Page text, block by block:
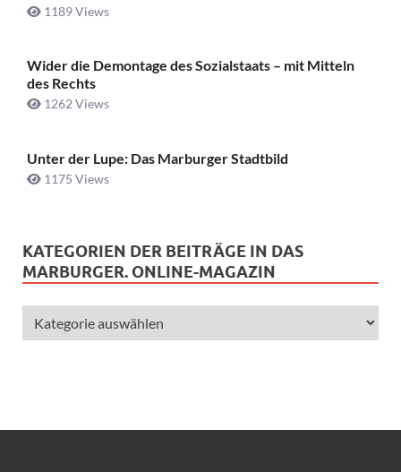
1189 Views
Wider die Demontage des Sozialstaats – mit Mitteln
des Rechts
1262 Views
Unter der Lupe: Das Marburger Stadtbild
1175 Views
KATEGORIEN DER BEITRÄGE IN DAS
MARBURGER. ONLINE-MAGAZIN